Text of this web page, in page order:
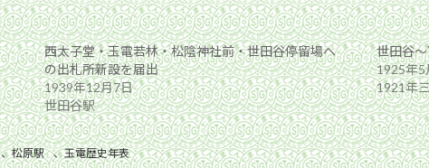
西太子堂・玉電若林・松陰神社前・世田谷停留場へ
の出札所新設を届出
1939年12月7日
世田谷駅
世田谷
1925年5
1921年
、松原駅 、玉電歴史年表